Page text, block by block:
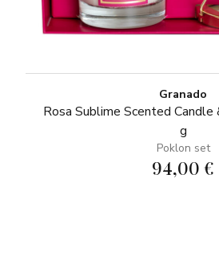
Granado
Rosa Sublime Scented
g
Poklon set
94,00 €